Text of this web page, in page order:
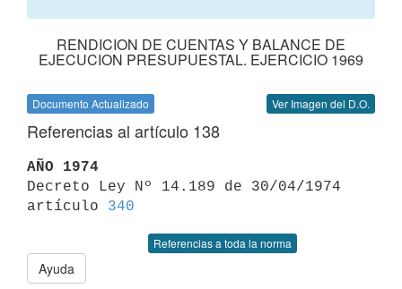
RENDICION DE CUENTAS Y BALANCE DE
EJECUCION PRESUPUESTAL. EJERCICIO 1969
Documento Actualizado Ver Imagen del D.O.
Referencias al artículo 138
AÑO 1974
Decreto Ley Nº 14.189 de 30/04/1974
artículo 340
Referencias a toda la norma
Ayuda